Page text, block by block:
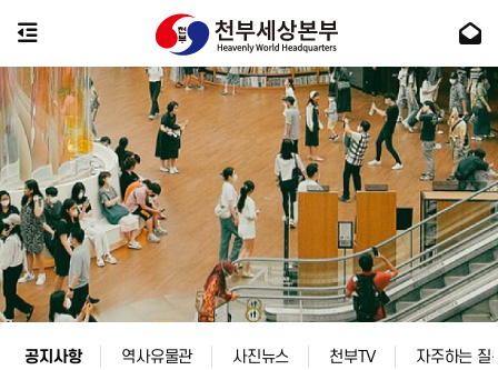
공지사항 역사유물관 사진뉴스 천부TV 자주하는 질